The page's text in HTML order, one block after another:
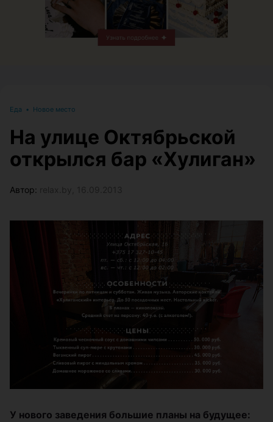
Еда • Новое место
На улице Октябрьской
открылся бар «Хулиган»
Автор:
У нового заведения большие планы на будущее: